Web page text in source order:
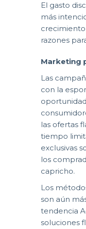
El gasto
más
razones
Marketing
Las
con la
las ofertas
tiempo
exclusivas
los
capricho.
Los
son aún
tendencia
soluciones